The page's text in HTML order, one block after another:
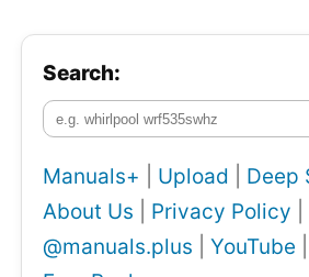
Search:
Manuals+ Upload Deep
About Us
Privacy Policy
@manuals.plus
YouTube